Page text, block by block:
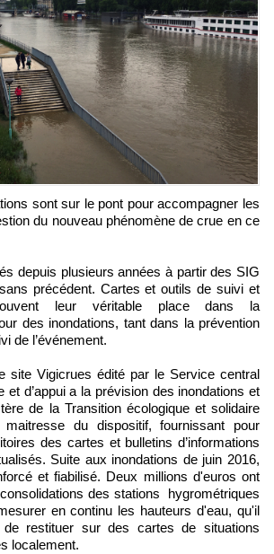
du nouveau phénomène de crue en ce
depuis plusieurs années à partir des SIG
précédent. Cartes et outils de suivi et
leur véritable place dans la
des inondations, tant dans la prévention
de l’événement.
site Vigicrues édité par le Service central
et d’appui а la prévision des inondations et
de la Transition écologique et solidaire
du dispositif, fournissant pour
des cartes et bulletins d’informations
Suite aux inondations de juin 2016,
et fiabilisé. Deux millions d'euros ont
des stations hygrométriques
en continu les hauteurs d'eau, qu'il
restituer sur des cartes de situations
localement.